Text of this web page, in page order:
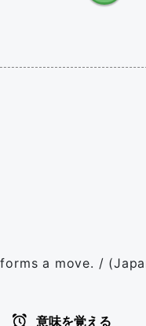
a move. /
意味を覚える